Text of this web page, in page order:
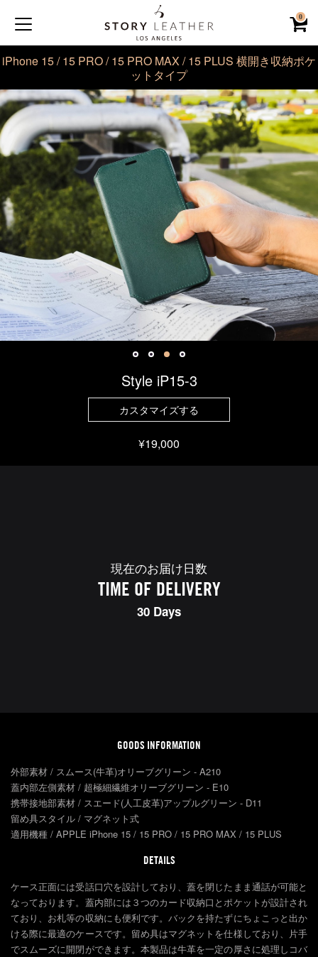
0
iPhone 15 / 15 PRO / 15 PRO MAX / 15 PLUS 横開き収納ポケ
ットタイプ
Style iP15-3
カスタマイズする
¥19,000
現在のお届け日数
TIME OF DELIVERY
30 Days
GOODS INFORMATION
外部素材 / スムース(牛革)オリーブグリーン - A210
蓋内部左側素材 / 超極細繊維オリーブグリーン - E10
携帯接地部素材 / スエード(人工皮革)アップルグリーン - D11
留め具スタイル / マグネット式
適用機種 / APPLE iPhone 15 / 15 PRO / 15 PRO MAX / 15 PLUS
DETAILS
ケース正面には受話口穴を設計しており、蓋を閉じたまま通話が可能と
なっております。蓋内部には３つのカード収納口とポケットが設計され
ており、お札等の収納にも便利です。バックを持たずにちょこっと出か
ける際に最適のケースです。留め具はマグネットを仕様しており、片手
でスムーズに開閉ができます。本製品は牛革を一定の厚さに処理しコバ